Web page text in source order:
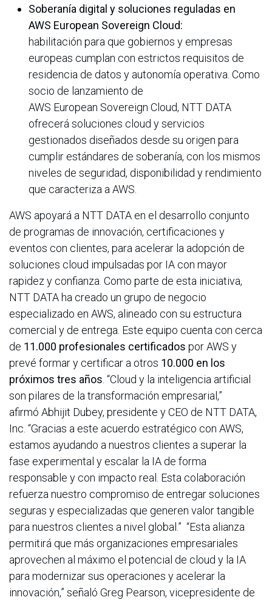
Soberanía digital y soluciones reguladas en
AWS European Sovereign Cloud:
habilitación para que gobiernos y empresas
europeas cumplan con estrictos requisitos de
residencia de datos y autonomía operativa. Como
socio de lanzamiento de
AWS European Sovereign Cloud, NTT DATA
ofrecerá soluciones cloud y servicios
gestionados diseñados desde su origen para
cumplir estándares de soberanía, con los mismos
niveles de seguridad, disponibilidad y rendimiento
que caracteriza a AWS.
AWS apoyará a NTT DATA en el desarrollo conjunto
de programas de innovación, certificaciones y
eventos con clientes, para acelerar la adopción de
soluciones cloud impulsadas por IA con mayor
rapidez y confianza. Como parte de esta iniciativa,
NTT DATA ha creado un grupo de negocio
especializado en AWS, alineado con su estructura
comercial y de entrega. Este equipo cuenta con cerca
de 11.000 profesionales certificados por AWS y
prevé formar y certificar a otros 10.000 en los
próximos tres años. “Cloud y la inteligencia artificial
son pilares de la transformación empresarial,”
afirmó Abhijit Dubey, presidente y CEO de NTT DATA,
Inc. “Gracias a este acuerdo estratégico con AWS,
estamos ayudando a nuestros clientes a superar la
fase experimental y escalar la IA de forma
responsable y con impacto real. Esta colaboración
refuerza nuestro compromiso de entregar soluciones
seguras y especializadas que generen valor tangible
para nuestros clientes a nivel global.” “Esta alianza
permitirá que más organizaciones empresariales
aprovechen al máximo el potencial de cloud y la IA
para modernizar sus operaciones y acelerar la
innovación,” señaló Greg Pearson, vicepresidente de